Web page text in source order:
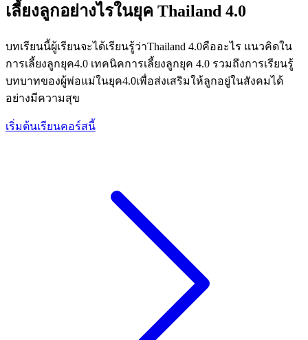
เลี้ยงลูกอย่างไรในยุค Thailand 4.0
บทเรียนนี้ผู้เรียนจะได้เรียนรู้ว่าThailand 4.0คืออะไร แนวคิดใน
การเลี้ยงลูกยุค4.0 เทคนิคการเลี้ยงลูกยุค 4.0 รวมถึงการเรียนรู้
บทบาทของผู้พ่อแม่ในยุค4.0เพื่อส่งเสริมให้ลูกอยู่ในสังคมได้
อย่างมีความสุข
เริ่มต้นเรียนคอร์สนี้